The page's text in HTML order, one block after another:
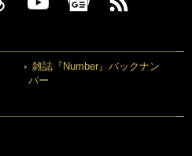
雑誌『Number』バックナン
バー